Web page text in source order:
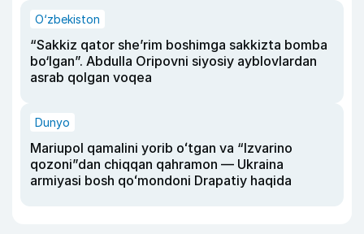
O‘zbekiston
“Sakkiz qator she’rim boshimga sakkizta bomba
bo‘lgan”. Abdulla Oripovni siyosiy ayblovlardan
asrab qolgan voqea
Dunyo
Mariupol qamalini yorib oʻtgan va “Izvarino
qozoni”dan chiqqan qahramon — Ukraina
armiyasi bosh qoʻmondoni Drapatiy haqida